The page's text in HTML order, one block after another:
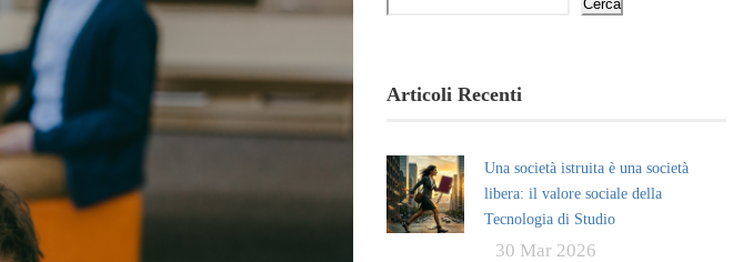
Cerca
Articoli Recenti
Una società istruita è una società
libera: il valore sociale della
Tecnologia di Studio
30 Mar 2026